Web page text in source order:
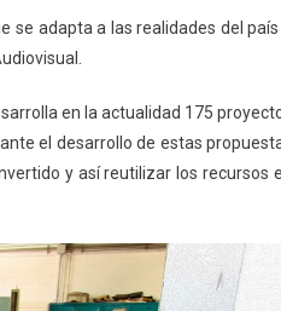
se adapta a las realidades del país
en la actualidad 175
el desarrollo de estas
y así reutilizar los recursos